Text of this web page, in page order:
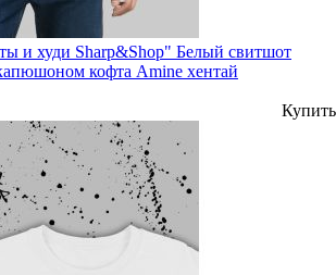
и худи Sharp&Shop" Белый свитшот
кофта Amine хентай
Купить